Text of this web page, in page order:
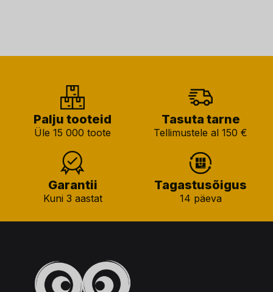
Palju tooteid
Üle 15 000 toote
Tasuta tarne
Tellimustele al 150 €
Garantii
Kuni 3 aastat
Tagastusõigus
14 päeva